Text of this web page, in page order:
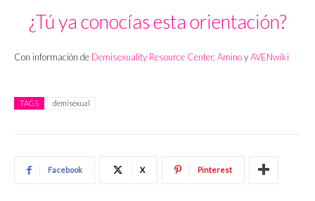
¿Tú ya conocías esta orientación?
Con información de Demisexuality Resource Center, AminoyAVENwiki
TAGS demisexual
Facebook X Pinterest